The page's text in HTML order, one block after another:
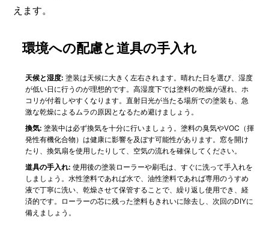
えます。
環境への配慮と道具の手入れ
天候と湿度: 塗装は天候に大きく左右されます。晴れた日を選び、湿度
が低い日に行うのが理想的です。高湿度下では塗料の乾燥が遅れ、ホ
コリが付着しやすくなります。直射日光が当たる場所での塗装も、急
激な乾燥によるムラの原因となるため避けましょう。
換気: 塗装中は必ず換気を十分に行いましょう。塗料の臭気やVOC（揮
発性有機化合物）は健康に影響を及ぼす可能性があります。窓を開け
たり、換気扇を使用したりして、空気の流れを確保してください。
道具の手入れ: 使用後の塗装ローラーや刷毛は、すぐに洗って手入れを
しましょう。水性塗料であれば水で、油性塗料であれば専用のうすめ
液で丁寧に洗い、乾燥させて保管することで、繰り返し使用でき、経
済的です。ローラーの芯に残った塗料もきれいに除去し、次回のDIYに
備えましょう。